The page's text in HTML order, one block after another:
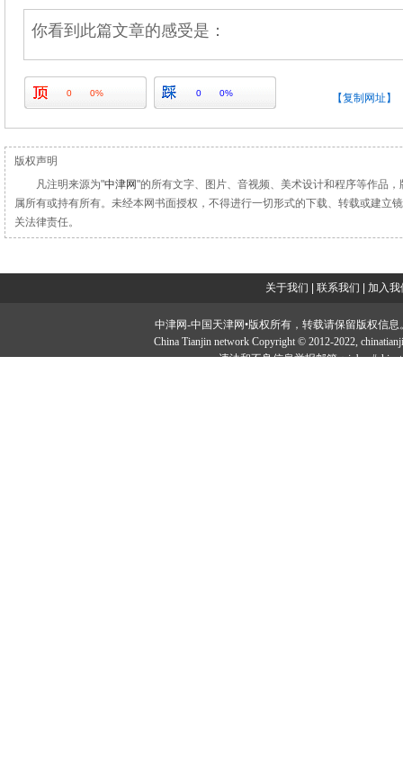
你看到此篇文章的感受是：
0 0% 0 0% 【复制网址】
版权声明
凡注明来源为"中津网"的所有文字、图片、音视频、美术设计和程序等作品
属所有或持有所有。未经本网书面授权，不得进行一切形式的下载、转载或建立
关法律责任。
关于我们 | 联系我们 | 加入我
中津网-中国天津网•版权所有，转载请保留版权信息
China Tianjin network Copyright © 2012-2022,
违法和不良信息举报邮箱：